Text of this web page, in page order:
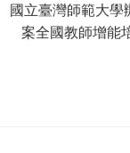
國立臺灣師範大
案全國教師增能